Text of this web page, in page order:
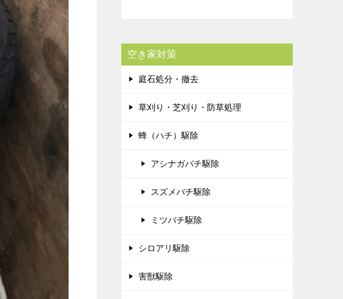
空き家対策
庭石処分・撤去
草刈り・芝刈り・防草処理
蜂（ハチ）駆除
アシナガバチ駆除
スズメバチ駆除
ミツバチ駆除
シロアリ駆除
害獣駆除